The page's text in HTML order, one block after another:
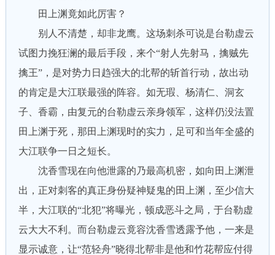
田上渊竟如此厉害？
别人不清楚，却非龙鹰。这场刺杀可说是台勒虚云
试图力挽狂澜的最后手段，来个“射人先射马，擒贼先
擒王”，是对势力日趋强大的北帮的斩首行动，故出动
的肯定是大江联最强的阵容。如无瑕、杨清仁、洞玄
子、香霸，由复元的台勒虚云亲身领军，这样仍没法置
田上渊于死，那田上渊现时的实力，足可和当年全盛的
大江联争一日之短长。
沈香雪现在向他泄露的乃最高机密，如向田上渊泄
出，正对刺客的真正身份疑神疑鬼的田上渊，至少信大
半，大江联的“北犯”将曝光，顿成恶斗之局，于台勒虚
云大大不利。而台勒虚云竟容沈香雪透露予他，一来是
显示诚意，让“范轻舟”晓得北帮非是他和竹花帮应付得